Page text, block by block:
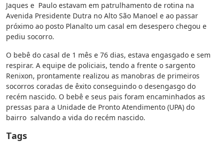
Jaques e Paulo estavam em patrulhamento de rotina na
Avenida Presidente Dutra no Alto São Manoel e ao passar
próximo ao posto Planalto um casal em desespero chegou e
pediu socorro.
O bebê do casal de 1 mês e 76 dias, estava engasgado e sem
respirar. A equipe de policiais, tendo a frente o sargento
Renixon, prontamente realizou as manobras de primeiros
socorros coradas de êxito conseguindo o desengasgo do
recém nascido. O bebê e seus pais foram encaminhados as
pressas para a Unidade de Pronto Atendimento (UPA) do
bairro salvando a vida do recém nascido.
Tags